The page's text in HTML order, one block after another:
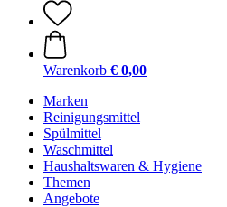
Warenkorb € 0,00
Marken
Reinigungsmittel
Spülmittel
Waschmittel
Haushaltswaren & Hygiene
Themen
Angebote